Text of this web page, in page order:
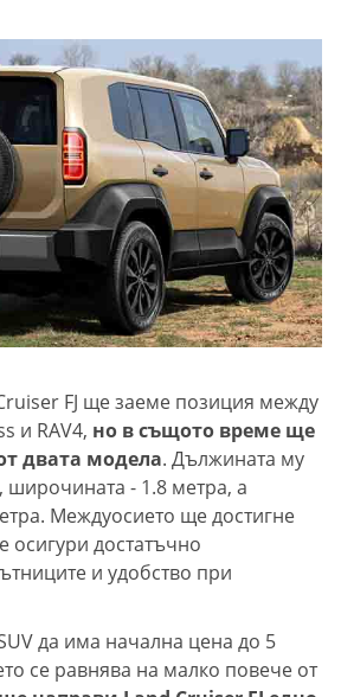
FJ ще заеме позиция между
и RAV4, но в същото време ще
двата модела. Дължината му
- 1.8 метра, а
Междуосието ще достигне
осигури достатъчно
и удобство при
да има начална цена до 5
се равнява на малко повече от